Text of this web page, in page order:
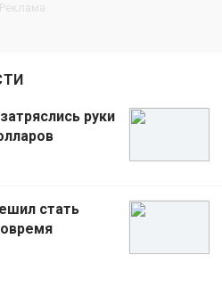
руки
стать